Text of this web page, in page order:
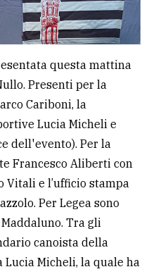
questa mattina
Presenti per la
Cariboni, la
Lucia Micheli e
dell'evento). Per la
Francesco Aliberti con
Vitali e l’ufficio stampa
Per Legea sono
Tra gli
canoista della
Lucia Micheli, la quale ha